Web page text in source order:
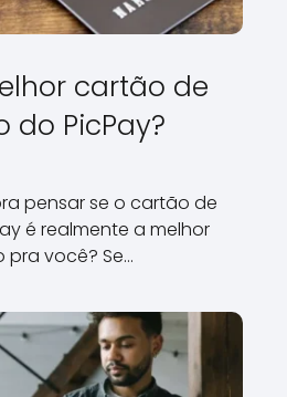
cartão de
do PicPay?
pensar se o cartão de
é realmente a melhor
você? Se…